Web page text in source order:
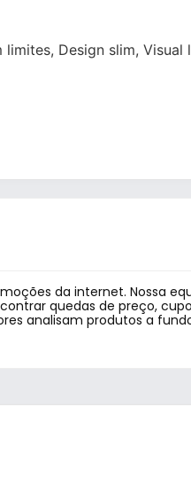
limites, Design slim, Visual
da internet. Nossa
quedas de preço,
analisam produtos a